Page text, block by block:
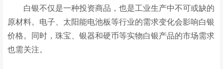
白银不仅是一种投资商品，也是工业生产中不可或缺的
原材料。电子、太阳能电池板等行业的需求变化会影响白银
价格。同时，珠宝、银器和硬币等实物白银产品的市场需求
也需关注。